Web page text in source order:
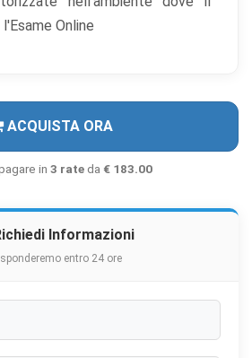
Online
ACQUISTA ORA
in 3 rateda € 183.00
Informazioni
entro 24 ore